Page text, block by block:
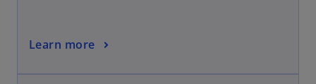
Learn more